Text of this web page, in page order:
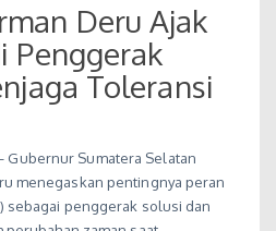
Deru Ajak
Penggerak
Toleransi
Gubernur Sumatera Selatan
menegaskan pentingnya peran
sebagai penggerak solusi dan